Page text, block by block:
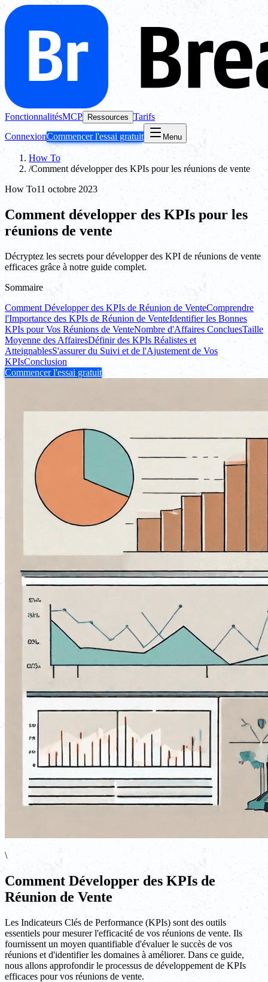
FonctionnalitésMCP Ressources Tarifs
ConnexionCommencer l'essai gratuit Menu
How To
/Comment développer des KPIs pour les réunions de vente
How To11 octobre 2023
Comment développer des KPIs pour les
réunions de vente
Décryptez les secrets pour développer des KPI de réunions de vente
efficaces grâce à notre guide complet.
Sommaire
Comment Développer des KPIs de Réunion de VenteComprendre
l'Importance des KPIs de Réunion de VenteIdentifier les Bonnes
KPIs pour Vos Réunions de VenteNombre d'Affaires ConcluesTaille
Moyenne des AffairesDéfinir des KPIs Réalistes et
AtteignablesS'assurer du Suivi et de l'Ajustement de Vos
KPIsConclusion
Commencer l'essai gratuit
\
Comment Développer des KPIs de
Réunion de Vente
Les Indicateurs Clés de Performance (KPIs) sont des outils
essentiels pour mesurer l'efficacité de vos réunions de vente. Ils
fournissent un moyen quantifiable d'évaluer le succès de vos
réunions et d'identifier les domaines à améliorer. Dans ce guide,
nous allons approfondir le processus de développement de KPIs
efficaces pour vos réunions de vente.